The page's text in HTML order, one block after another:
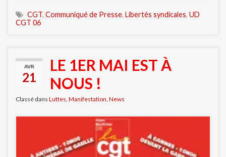
CGT, Communiqué de Presse, Libertés syndicales, UD
CGT 06
AVR
21
LE 1ER MAI EST À
NOUS !
Classé dans Luttes Manifestation News